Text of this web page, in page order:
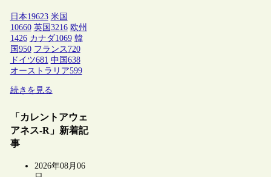
日本19623 米国
10660 英国 3216 欧州
1426 カナダ1069 韓
国 950 フランス 720
ドイツ681 中国 638
オーストラリア599
続きを見る
「カレントアウェ
アネス-R」新着記
事
2026年08月06